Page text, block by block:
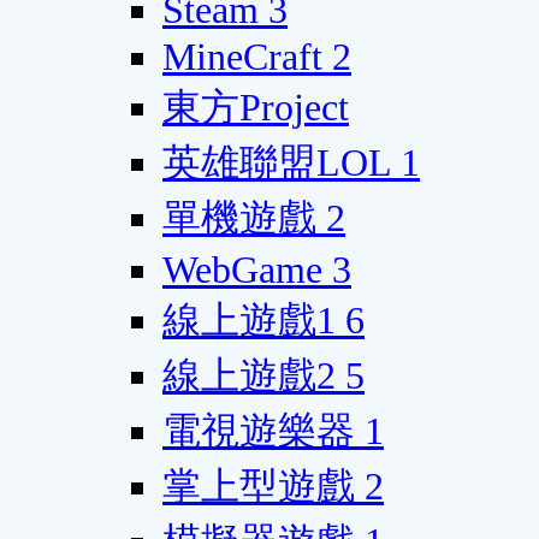
Steam 3
MineCraft 2
東方Project
英雄聯盟LOL 1
單機遊戲 2
WebGame 3
線上遊戲1 6
線上遊戲2 5
電視遊樂器 1
掌上型遊戲 2